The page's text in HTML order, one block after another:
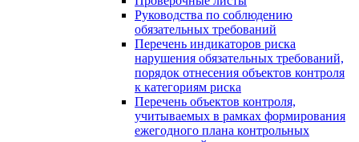
Руководства по соблюдению
обязательных требований
Перечень индикаторов риска
нарушения обязательных требований,
порядок отнесения объектов контроля
к категориям риска
Перечень объектов контроля,
учитываемых в рамках формирования
ежегодного плана контрольных